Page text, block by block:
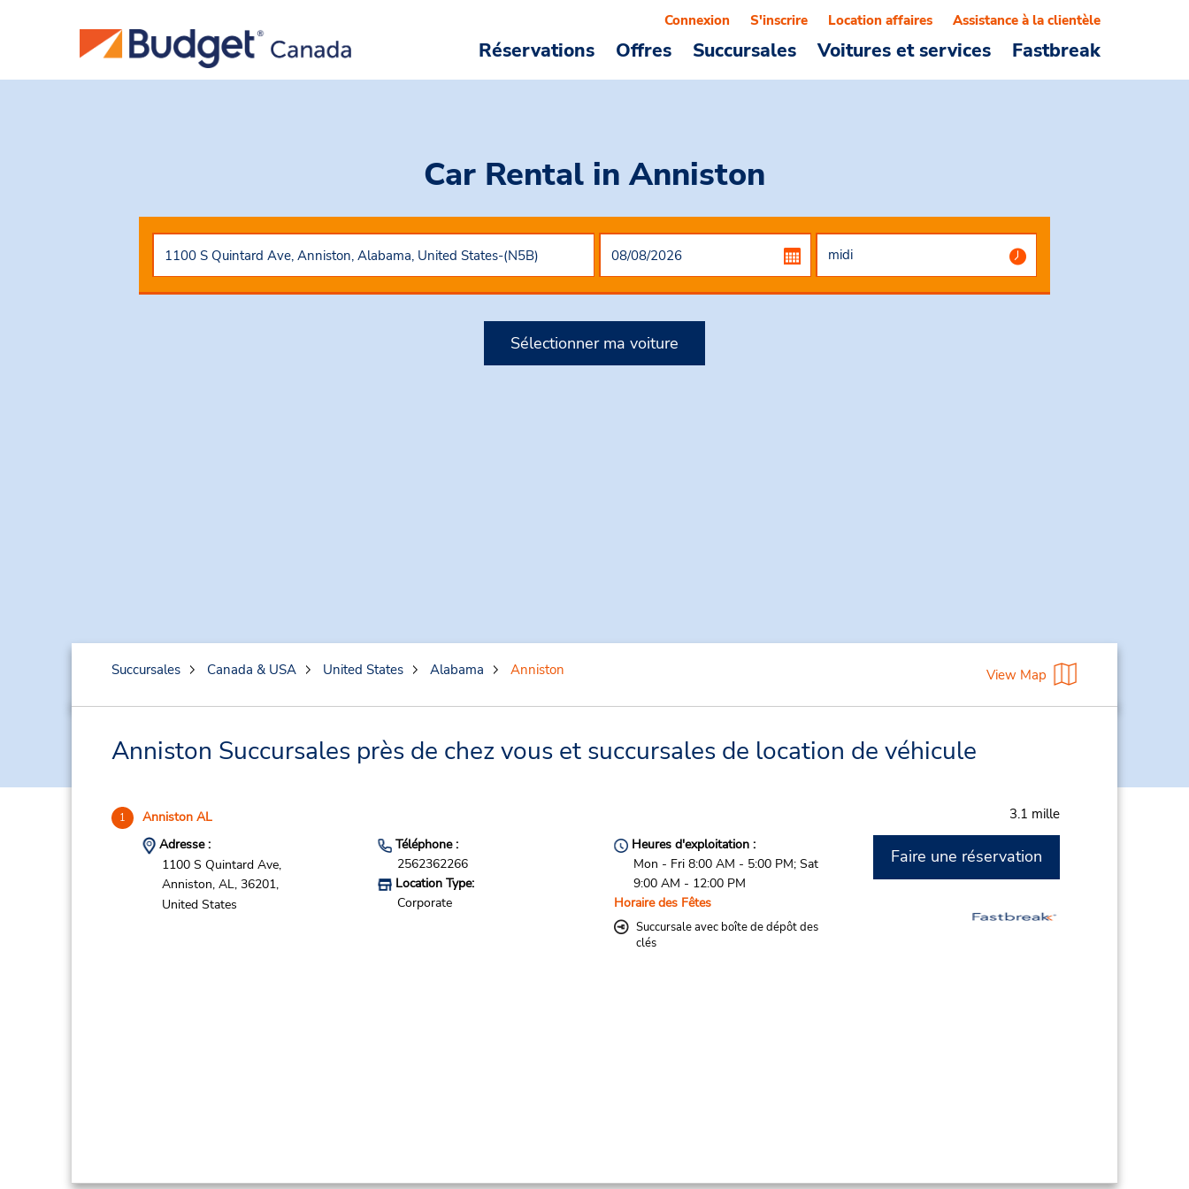
Réservations Offres Succursales Voitures et services Fastbreak
Connexion S'inscrire Location affaires Assistance à la clientèle
Car Rental in Anniston
Sélectionner ma voiture
Succursales Canada & USA United States Alabama Anniston View Map
Anniston Succursales près de chez vous et succursales de location de véhicule
1 Anniston AL 3.1 mille
Adresse :
1100 S Quintard Ave,
Anniston, AL, 36201,
United States
Téléphone :
2562362266
Location Type:
Corporate
Heures d'exploitation :
Mon - Fri 8:00 AM - 5:00 PM; Sat
9:00 AM - 12:00 PM
Horaire des Fêtes
Succursale avec boîte de dépôt des
clés
Faire une réservation